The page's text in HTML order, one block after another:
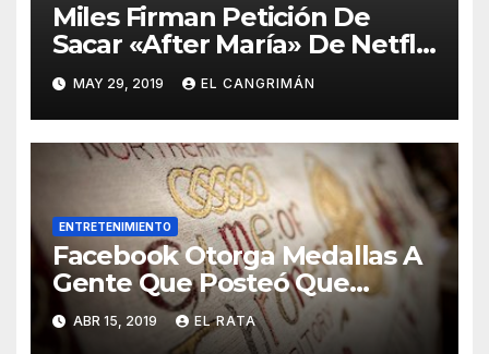
Miles Firman Petición De
Sacar «After María» De Netflix
Porque El Documental No
Trata Sobre Lo Que Ellos
Quieren Que Trate
MAY 29, 2019 EL CANGRIMÁN
ENTRETENIMIENTO
Facebook Otorga Medallas A
Gente Que Posteó Que
Nunca Ha Visto «Game Of
Thrones»
ABR 15, 2019 EL RATA